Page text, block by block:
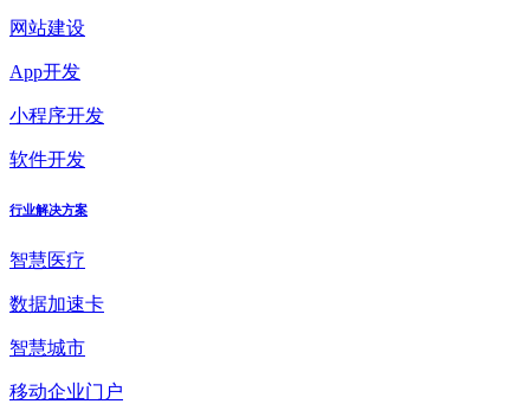
网站建设
App开发
小程序开发
软件开发
行业解决方案
智慧医疗
数据加速卡
智慧城市
移动企业门户